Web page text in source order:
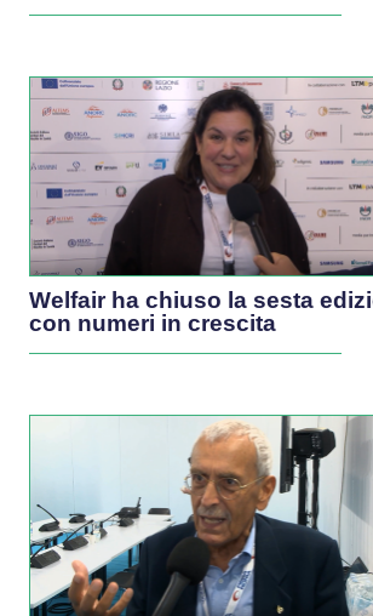
Welfair ha chiuso la sesta
con numeri in crescita